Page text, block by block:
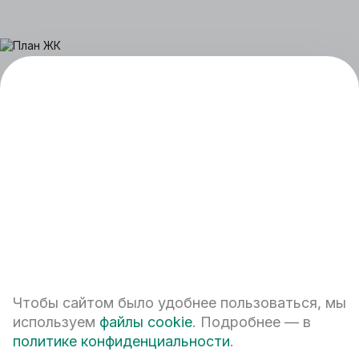
Екатеринбург, ул. Белинского, 39
Наш график работы
пн - пт: 08:00 – 20:00
Чтобы сайтом было удобнее пользоваться, мы
используем файлы cookie. Подробнее — в
политике конфиденциальности.